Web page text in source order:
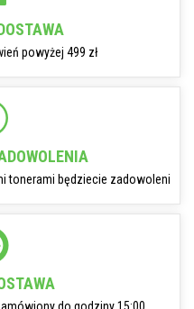
powyżej 499 zł
tonerami będziecie zadowoleni